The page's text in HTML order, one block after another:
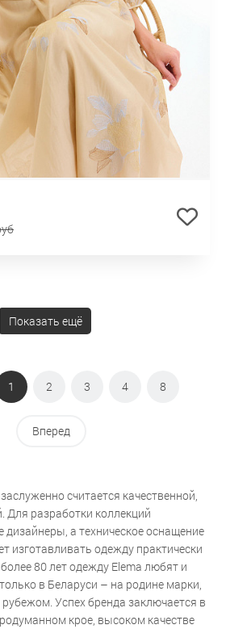
Показать ещё
1 2 3 4 8
Вперед
считается качественной,
Для разработки коллекций
а техническое оснащение
изготавливать одежду практически
80 лет одежду Elema любят и
в Беларуси – на родине марки,
Успех бренда заключается в
крое, высоком качестве